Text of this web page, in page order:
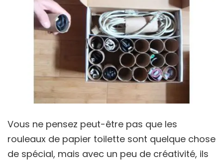
Vous ne pensez peut-être pas que les
rouleaux de papier toilette sont quelque chose
de spécial, mais avec un peu de créativité, ils